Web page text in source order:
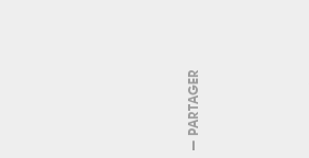
— PARTAGER